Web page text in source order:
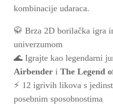
kombinacije udaraca.
🥋 Brza 2D borilačka igra
univerzumom
🌊 Igrajte kao legendarni
Airbender i The Legend
⚡ 12 igrivih likova s
posebnim sposobnostima